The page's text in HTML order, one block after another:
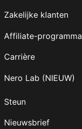
Zakelijke klanten
Affiliate-programma
Carrière
Nero Lab (NIEUW)
Steun
Nieuwsbrief